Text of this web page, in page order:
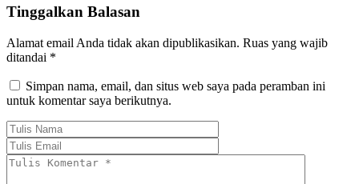
Tinggalkan Balasan
Alamat email Anda tidak akan dipublikasikan. Ruas yang wajib
ditandai *
Simpan nama, email, dan situs web saya pada peramban ini
untuk komentar saya berikutnya.